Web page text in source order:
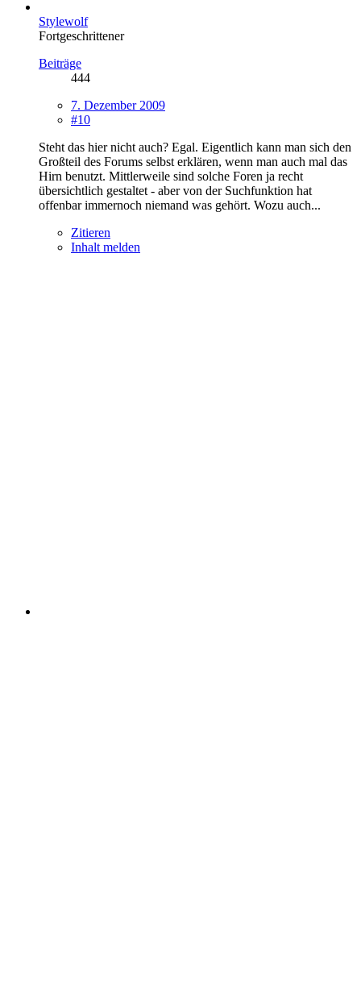
Stylewolf
Fortgeschrittener
Beiträge
444
7. Dezember 2009
#10
Steht das hier nicht auch? Egal. Eigentlich kann man sich den
Großteil des Forums selbst erklären, wenn man auch mal das
Hirn benutzt. Mittlerweile sind solche Foren ja recht
übersichtlich gestaltet - aber von der Suchfunktion hat
offenbar immernoch niemand was gehört. Wozu auch...
Zitieren
Inhalt melden